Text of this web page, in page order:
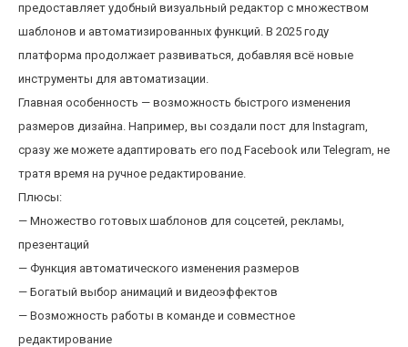
предоставляет удобный визуальный редактор с множеством
шаблонов и автоматизированных функций. В 2025 году
платформа продолжает развиваться, добавляя всё новые
инструменты для автоматизации.
Главная особенность — возможность быстрого изменения
размеров дизайна. Например, вы создали пост для Instagram,
сразу же можете адаптировать его под Facebook или Telegram, не
тратя время на ручное редактирование.
Плюсы:
— Множество готовых шаблонов для соцсетей, рекламы,
презентаций
— Функция автоматического изменения размеров
— Богатый выбор анимаций и видеоэффектов
— Возможность работы в команде и совместное
редактирование